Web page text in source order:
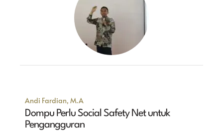
Andi Fardian, M.A
Dompu Perlu Social Safety Net untuk
Pengangguran